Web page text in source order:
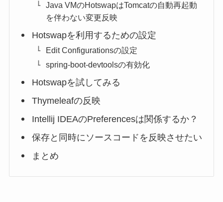
Java VMのHotswapはTomcatの自動再起動
を伴わない変更反映
Hotswapを利用するための設定
Edit Configurationsの設定
spring-boot-devtoolsの有効化
Hotswapを試してみる
Thymeleafの反映
Intellij IDEAのPreferencesは関係するか？
保存と同時にソースコードを反映させたい
まとめ